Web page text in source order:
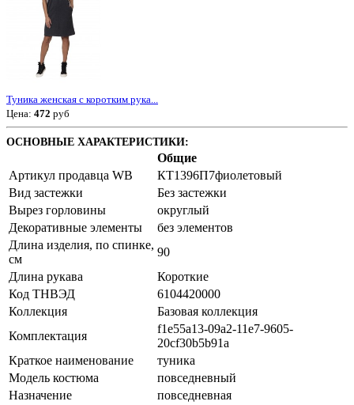
Туника женская с коротким рука...
Цена: 472 руб
ОСНОВНЫЕ ХАРАКТЕРИСТИКИ:
Общие
Артикул продавца WB
КТ1396П7фиолетовый
Вид застежки
Без застежки
Вырез горловины
округлый
Декоративные элементы
без элементов
Длина изделия, по спинке,
см
90
Длина рукава
Короткие
Код ТНВЭД
6104420000
Коллекция
Базовая коллекция
Комплектация
f1e55a13-09a2-11e7-9605-
20cf30b5b91a
Краткое наименование
туника
Модель костюма
повседневный
Назначение
повседневная